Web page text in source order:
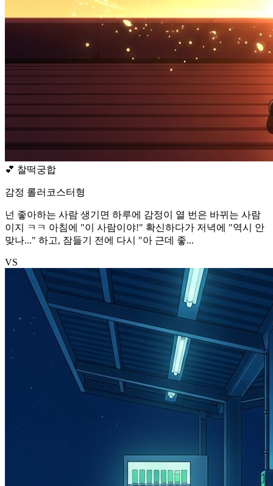
💕 찰떡궁합
감정 롤러코스터형
넌 좋아하는 사람 생기면 하루에 감정이 열 번은 바뀌는 사람
이지 ㅋㅋ 아침에 "이 사람이야!" 확신하다가 저녁에 "역시 안
맞나..." 하고, 잠들기 전에 다시 "아 근데 좋...
VS